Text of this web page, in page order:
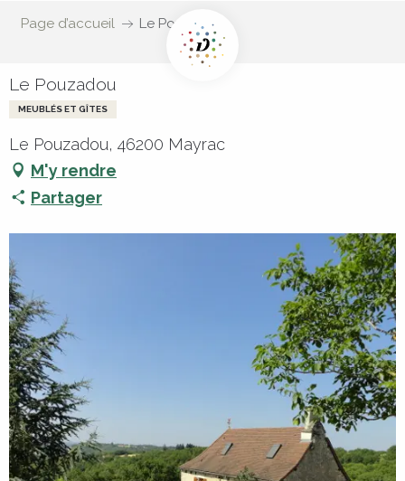
Page d’accueil Le Pouzadou
Le Pouzadou
MEUBLÉS ET GÎTES
Le Pouzadou, 46200 Mayrac
M'y rendre
Partager